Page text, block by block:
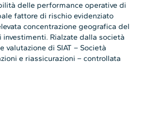
delle performance operative di
fattore di rischio evidenziato
concentrazione geografica del
investimenti. Rialzate dalla società
valutazione di SIAT – Società
e riassicurazioni – controllata